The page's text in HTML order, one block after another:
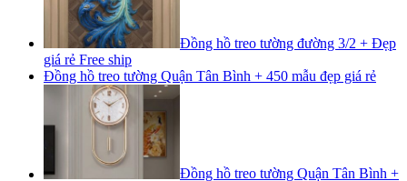
Đồng hồ treo tường đường 3/2 + Đẹp
giá rẻ Free ship
Đồng hồ treo tường Quận Tân Bình + 450 mẫu đẹp giá rẻ
Đồng hồ treo tường Quận Tân Bình +